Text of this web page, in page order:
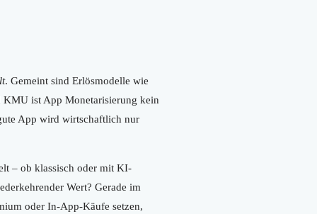
. Gemeint sind Erlösmodelle wie
KMU ist App Monetarisierung kein
App wird wirtschaftlich nur
– ob klassisch oder mit KI-
Wert? Gerade im
oder In-App-Käufe setzen,